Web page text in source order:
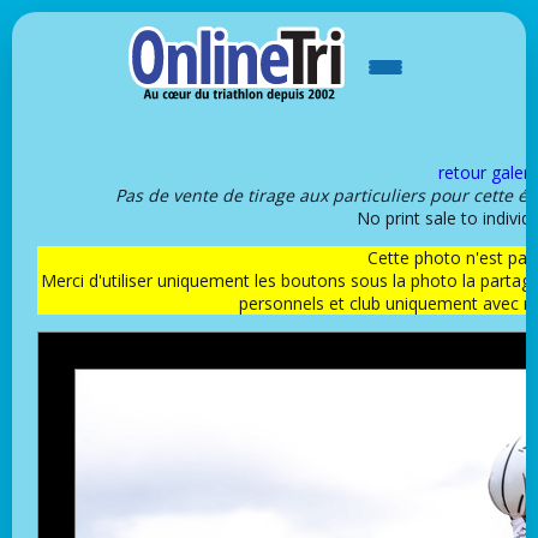
retour
Pas de vente de tirage aux particuliers pour cette
No print sale to
Cette photo n'est
Merci d'utiliser uniquement les boutons sous la photo la
personnels et club uniquement avec